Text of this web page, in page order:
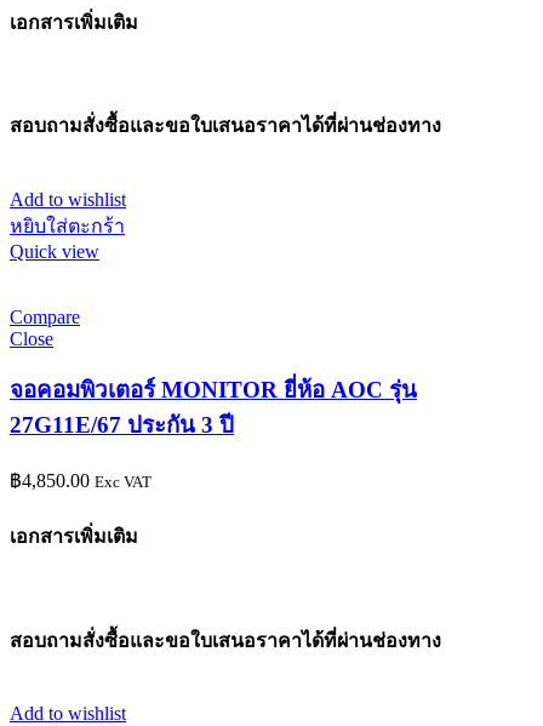
เอกสารเพิ่มเติม
สอบถามสั่งซื้อและขอใบเสนอราคาได้ที่ผ่านช่องทาง
Add to wishlist
หยิบใส่ตะกร้า
Quick view
Compare
Close
จอคอมพิวเตอร์ MONITOR ยี่ห้อ AOC รุ่น
27G11E/67 ประกัน 3 ปี
฿4,850.00 Exc VAT
เอกสารเพิ่มเติม
สอบถามสั่งซื้อและขอใบเสนอราคาได้ที่ผ่านช่องทาง
Add to wishlist